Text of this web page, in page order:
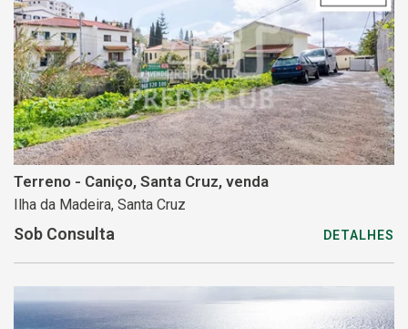
Terreno - Caniço, Santa Cruz, venda
Ilha da Madeira, Santa Cruz
Sob Consulta DETALHES